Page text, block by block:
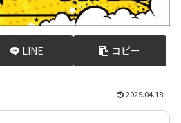
LINE コピー
2025.04.18